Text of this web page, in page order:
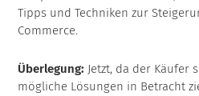
Tipps und Techniken zur
Commerce.
Überlegung: Jetzt, da der Käufer
mögliche Lösungen in Betracht